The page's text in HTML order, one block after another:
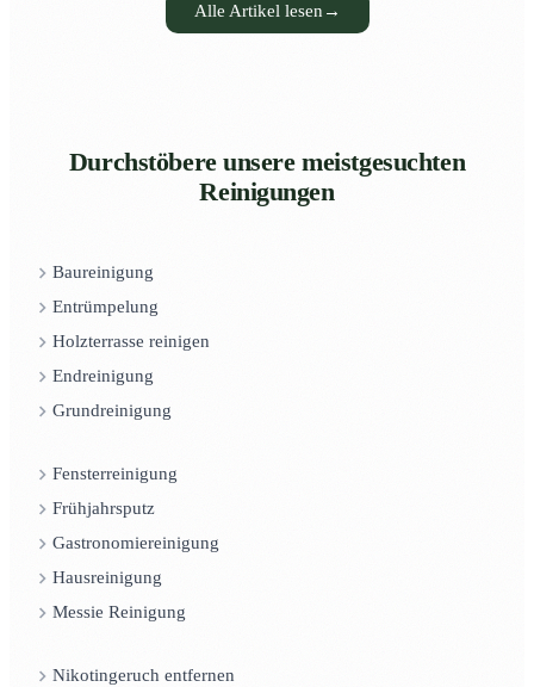
Alle Artikel lesen →
Durchstöbere unsere meistgesuchten
Reinigungen
Baureinigung
Entrümpelung
Holzterrasse reinigen
Endreinigung
Grundreinigung
Fensterreinigung
Frühjahrsputz
Gastronomiereinigung
Hausreinigung
Messie Reinigung
Nikotingeruch entfernen